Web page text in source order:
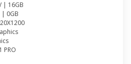
| 16GB
| 0GB
PRO